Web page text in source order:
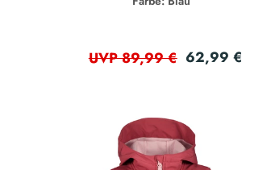
UVP 89,99 € 62,99 €